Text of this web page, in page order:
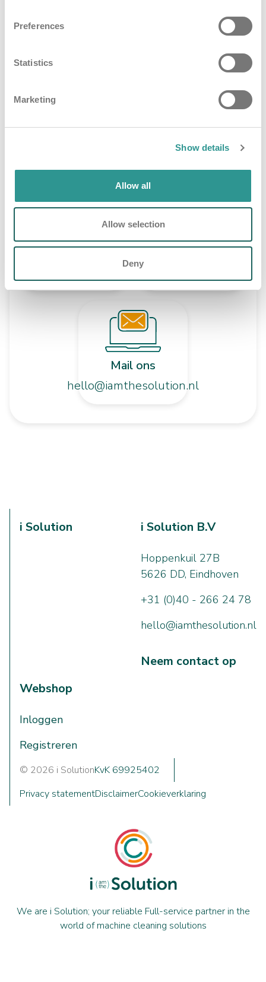
Preferences
Statistics
Marketing
Show details
Allow all
Allow selection
Deny
dan zullen die wijzigingen hier prominent worden vermeld.
Mail ons
hello@iamthesolution.nl
We are i Solution; your reliable Full-service partner in the
world of machine cleaning solutions
i Solution i Solution B.V
Hoppenkuil 27B
5626 DD, Eindhoven
+31 (0)40 - 266 24 78
hello@iamthesolution.nl
Neem contact op
Webshop
Inloggen
Registreren
© 2026 i SolutionKvK 69925402
Privacy statementDisclaimerCookieverklaring